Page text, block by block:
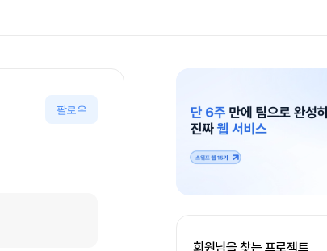
팔로우
회원님을 찾는 프로젝트